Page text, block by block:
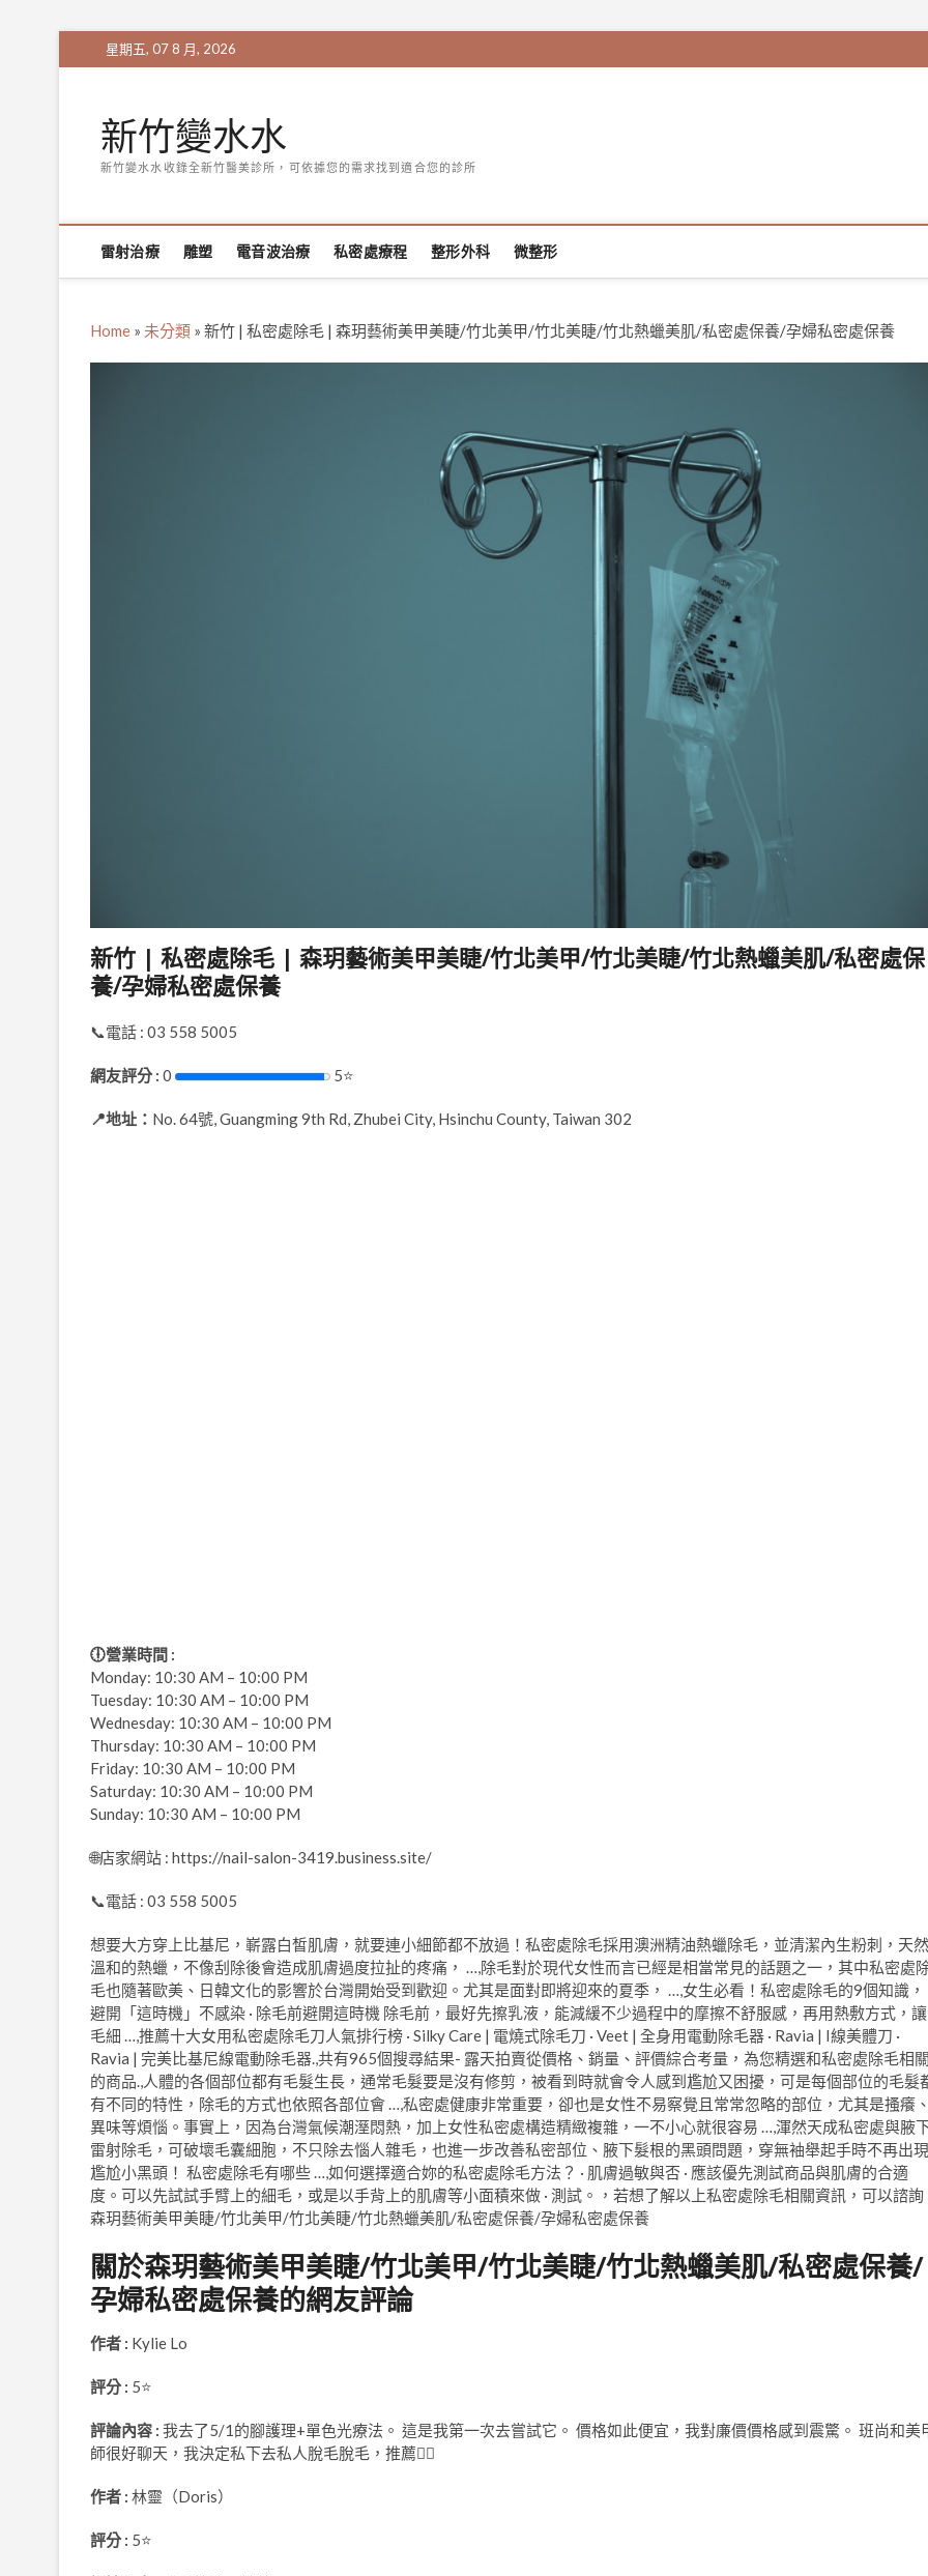
to
星期五, 07 8 月, 2026
新竹變水水
新竹變水水收錄全新竹醫美診所，可依據您的需求找到適合您的診所
雷射治療 雕塑 電音波治療 私密處療程 整形外科 微整形
Home » 未分類 » 新竹 | 私密處除毛 | 森玥藝術美甲美睫/竹北美甲/竹北美睫/竹北熱蠟美肌/私密處保養/孕婦私密處保養
新竹 | 私密處除毛 | 森玥藝術美甲美睫/竹北美甲/竹北美睫/竹北熱蠟美肌/私密處保
養/孕婦私密處保養
📞電話 : 03 558 5005
網友評分 : 0 5⭐
📍地址： No. 64號, Guangming 9th Rd, Zhubei City, Hsinchu County, Taiwan 302
🕕營業時間 :
Monday: 10:30 AM – 10:00 PM
Tuesday: 10:30 AM – 10:00 PM
Wednesday: 10:30 AM – 10:00 PM
Thursday: 10:30 AM – 10:00 PM
Friday: 10:30 AM – 10:00 PM
Saturday: 10:30 AM – 10:00 PM
Sunday: 10:30 AM – 10:00 PM
🌐店家網站 : https://nail-salon-3419.business.site/
📞電話 : 03 558 5005
想要大方穿上比基尼，嶄露白皙肌膚，就要連小細節都不放過！私密處除毛採用澳洲精油熱蠟除毛，並清潔內生粉刺，天然
溫和的熱蠟，不像刮除後會造成肌膚過度拉扯的疼痛， …,除毛對於現代女性而言已經是相當常見的話題之一，其中私密處
毛也隨著歐美、日韓文化的影響於台灣開始受到歡迎。尤其是面對即將迎來的夏季， …,女生必看！私密處除毛的9個知識，
避開「這時機」不感染 · 除毛前避開這時機 除毛前，最好先擦乳液，能減緩不少過程中的摩擦不舒服感，再用熱敷方式，讓
毛細 …,推薦十大女用私密處除毛刀人氣排行榜 · Silky Care | 電燒式除毛刀 · Veet | 全身用電動除毛器 · Ravia | I線美體刀 ·
Ravia | 完美比基尼線電動除毛器.,共有965個搜尋結果- 露天拍賣從價格、銷量、評價綜合考量，為您精選和私密處除毛相
的商品.,人體的各個部位都有毛髮生長，通常毛髮要是沒有修剪，被看到時就會令人感到尷尬又困擾，可是每個部位的毛髮
有不同的特性，除毛的方式也依照各部位會 …,私密處健康非常重要，卻也是女性不易察覺且常常忽略的部位，尤其是搔癢
異味等煩惱。事實上，因為台灣氣候潮溼悶熱，加上女性私密處構造精緻複雜，一不小心就很容易 …,渾然天成私密處與腋
雷射除毛，可破壞毛囊細胞，不只除去惱人雜毛，也進一步改善私密部位、腋下髮根的黑頭問題，穿無袖舉起手時不再出現
尷尬小黑頭！ 私密處除毛有哪些 …,如何選擇適合妳的私密處除毛方法？ · 肌膚過敏與否 · 應該優先測試商品與肌膚的合適
度。可以先試試手臂上的細毛，或是以手背上的肌膚等小面積來做 · 測試。，若想了解以上私密處除毛相關資訊，可以諮詢
森玥藝術美甲美睫/竹北美甲/竹北美睫/竹北熱蠟美肌/私密處保養/孕婦私密處保養
關於森玥藝術美甲美睫/竹北美甲/竹北美睫/竹北熱蠟美肌/私密處保養/
孕婦私密處保養的網友評論
作者 : Kylie Lo
評分 : 5⭐
評論內容 : 我去了5/1的腳護理+單色光療法。 這是我第一次去嘗試它。 價格如此便宜，我對廉價價格感到震驚。 班尚和美
師很好聊天，我決定私下去私人脫毛脫毛，推薦👍🏻
作者 : 林靈（Doris）
評分 : 5⭐